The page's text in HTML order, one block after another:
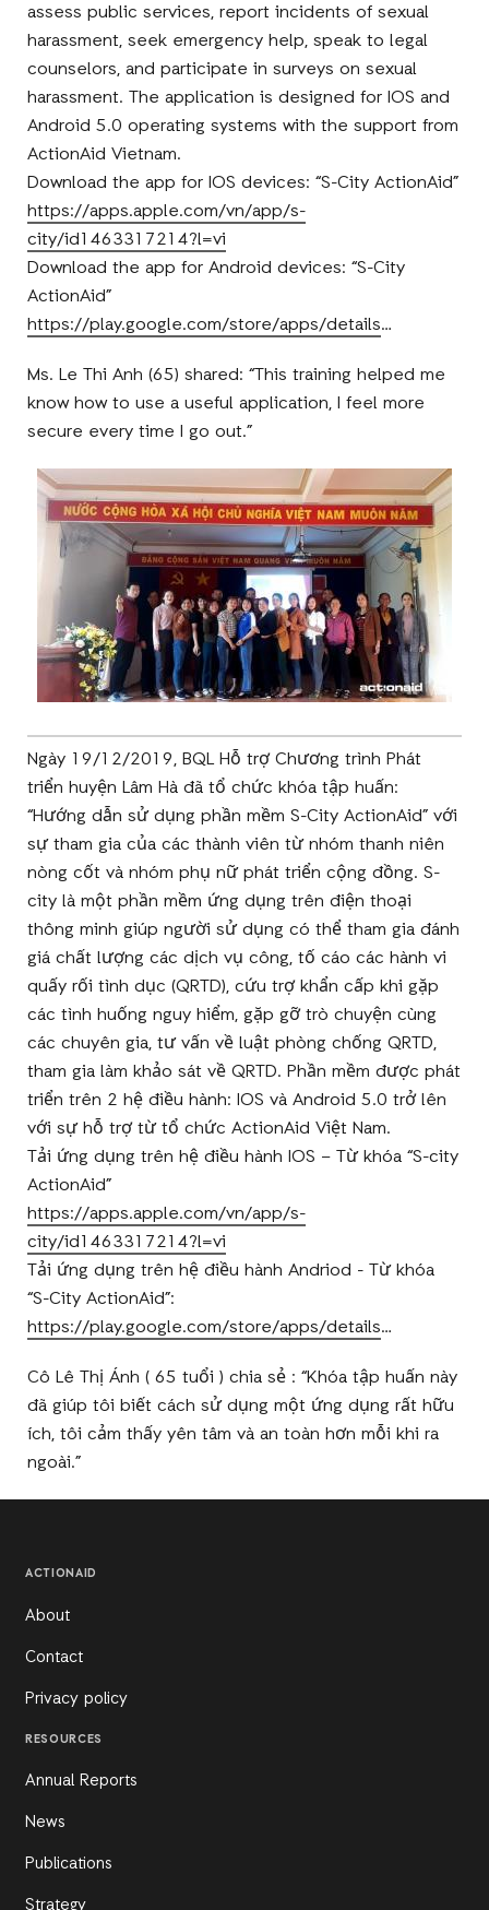
assess public services, report incidents of sexual
harassment, seek emergency help, speak to legal
counselors, and participate in surveys on sexual
harassment. The application is designed for IOS and
Android 5.0 operating systems with the support from
ActionAid Vietnam.
Download the app for IOS devices: “S-City ActionAid”
https://apps.apple.com/vn/app/s-
city/id1463317214?l=vi
Download the app for Android devices: “S-City
ActionAid”
https://play.google.com/store/apps/details…
Ms. Le Thi Anh (65) shared: “This training helped me
know how to use a useful application, I feel more
secure every time I go out.”
Ngày 19/12/2019, BQL Hỗ trợ Chương trình Phát
triển huyện Lâm Hà đã tổ chức khóa tập huấn:
“Hướng dẫn sử dụng phần mềm S-City ActionAid” với
sự tham gia của các thành viên từ nhóm thanh niên
nòng cốt và nhóm phụ nữ phát triển cộng đồng. S-
city là một phần mềm ứng dụng trên điện thoại
thông minh giúp người sử dụng có thể tham gia đánh
giá chất lượng các dịch vụ công, tố cáo các hành vi
quấy rối tình dục (QRTD), cứu trợ khẩn cấp khi gặp
các tình huống nguy hiểm, gặp gỡ trò chuyện cùng
các chuyên gia, tư vấn về luật phòng chống QRTD,
tham gia làm khảo sát về QRTD. Phần mềm được phát
triển trên 2 hệ điều hành: IOS và Android 5.0 trở lên
với sự hỗ trợ từ tổ chức ActionAid Việt Nam.
Tải ứng dụng trên hệ điều hành IOS – Từ khóa “S-city
ActionAid”
https://apps.apple.com/vn/app/s-
city/id1463317214?l=vi
Tải ứng dụng trên hệ điều hành Andriod - Từ khóa
“S-City ActionAid”:
https://play.google.com/store/apps/details…
Cô Lê Thị Ánh ( 65 tuổi ) chia sẻ : “Khóa tập huấn này
đã giúp tôi biết cách sử dụng một ứng dụng rất hữu
ích, tôi cảm thấy yên tâm và an toàn hơn mỗi khi ra
ngoài.”
ACTIONAID
About
Contact
Privacy policy
RESOURCES
Annual Reports
News
Publications